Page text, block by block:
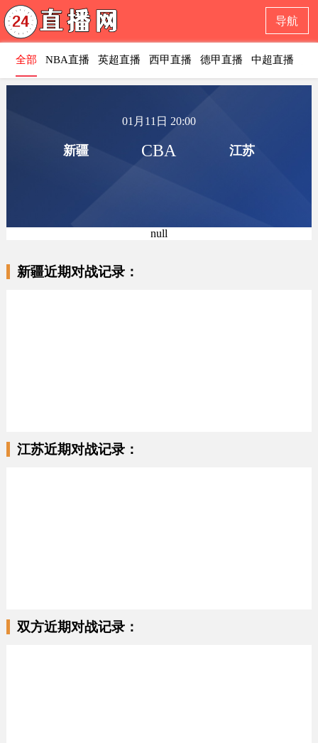
导航
全部 NBA直播 英超直播 西甲直播 德甲直播 中超直播
新疆
01月11日 20:00
CBA 江苏
null
新疆近期对战记录：
江苏近期对战记录：
双方近期对战记录：